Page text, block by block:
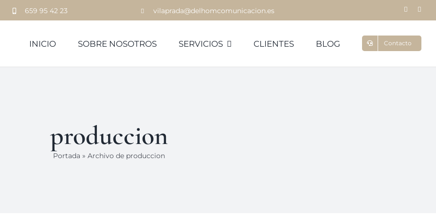
659 95 42 23 vilaprada@delhomcomunicacion.es
INICIO SOBRE NOSOTROS SERVICIOS CLIENTES BLOG Contacto
produccion
Portada » Archivo de produccion